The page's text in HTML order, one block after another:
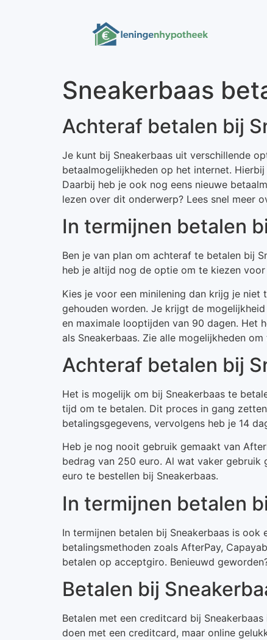
Sneakerbaas
Achteraf betalen bij
Je kunt bij Sneakerbaas uit verschillende
betaalmogelijkheden op het internet.
Daarbij heb je ook nog eens nieuwe
lezen over dit onderwerp? Lees snel meer
In termijnen betalen
Ben je van plan om achteraf te betalen bij
heb je altijd nog de optie om te kiezen
Kies je voor een minilening dan krijg je niet
gehouden worden. Je krijgt de
en maximale looptijden van 90 dagen. Het
als Sneakerbaas. Zie alle mogelijkheden
Achteraf betalen bij
Het is mogelijk om bij Sneakerbaas te
tijd om te betalen. Dit proces in gang
betalingsgegevens, vervolgens heb je 14
Heb je nog nooit gebruik gemaakt van
bedrag van 250 euro. Al wat vaker gebruik
euro te bestellen bij Sneakerbaas.
In termijnen betalen
In termijnen betalen bij Sneakerbaas is
betalingsmethoden zoals AfterPay,
betalen op acceptgiro. Benieuwd
Betalen bij
Betalen met een creditcard bij
doen met een creditcard, maar online